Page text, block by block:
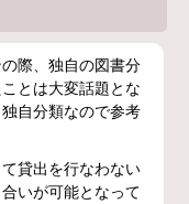
際、独自の図書分
とは大変話題とな
自分類なので参考
貸出を行なわない
いが可能となって